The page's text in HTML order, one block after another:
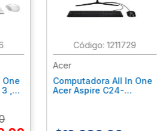
One
,
: 1211729
Acer
Computadora All In One
Acer Aspire C24-
Dq.Bmjal.002